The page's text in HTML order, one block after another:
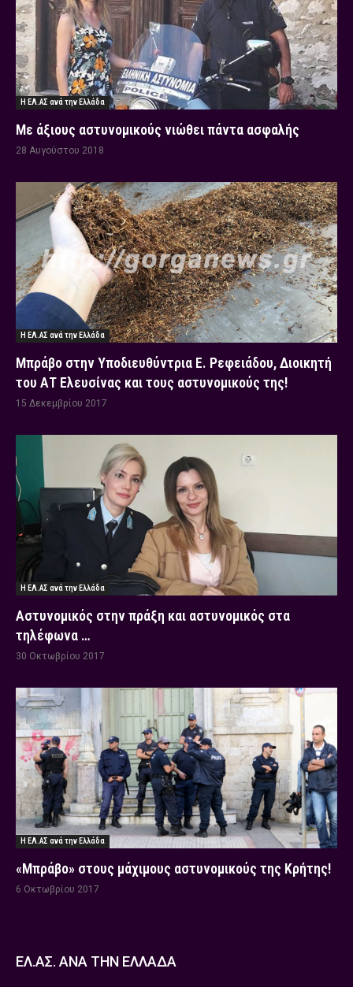
Η ΕΛ.ΑΣ ανά την Ελλάδα
Με άξιους αστυνομικούς νιώθει πάντα ασφαλής
28 Αυγούστου 2018
Η ΕΛ.ΑΣ ανά την Ελλάδα
Μπράβο στην Υποδιευθύντρια Ε. Ρεφειάδου, Διοικητή
του ΑΤ Ελευσίνας και τους αστυνομικούς της!
15 Δεκεμβρίου 2017
Η ΕΛ.ΑΣ ανά την Ελλάδα
Αστυνομικός στην πράξη και αστυνομικός στα
τηλέφωνα …
30 Οκτωβρίου 2017
Η ΕΛ.ΑΣ ανά την Ελλάδα
«Μπράβο» στους μάχιμους αστυνομικούς της Κρήτης!
6 Οκτωβρίου 2017
ΕΛ.ΑΣ. ΑΝΑ ΤΗΝ ΕΛΛΑΔΑ